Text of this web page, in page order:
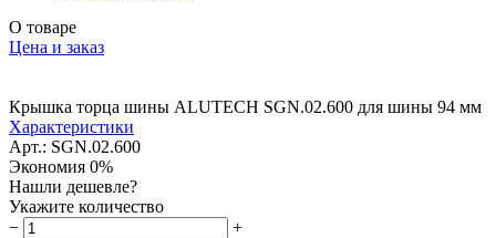
О товаре
Цена и заказ
Крышка торца шины ALUTECH SGN.02.600 для шины 94 мм
Характеристики
Арт.: SGN.02.600
Экономия 0%
Нашли дешевле?
Укажите количество
−
+